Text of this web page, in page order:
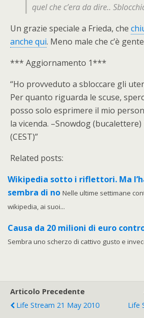
quel che c’era da dire..
Un grazie speciale a Frieda, che
anche qui. Meno male che c’è
*** Aggiornamento 1***
“Ho provveduto a sbloccare gli
Per quanto riguarda le scuse,
posso solo esprimere il mio
la vicenda. –Snowdog (bucalettere)
(CEST)”
Related posts:
Wikipedia sotto i riflettori. Ma
sembra di no Nelle ultime settimane
wikipedia, ai suoi...
Causa da 20 milioni di euro
Sembra uno scherzo di cattivo gusto e
Articolo Precedente
Life Stream 21 May 2010
Life